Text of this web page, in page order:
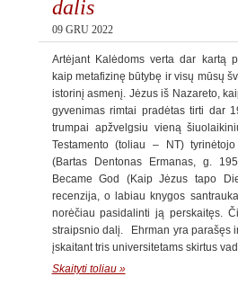
dalis
09 GRU 2022
Artėjant Kalėdoms verta dar kartą
kaip metafizinę būtybę ir visų mūsų
istorinį asmenį. Jėzus iš Nazareto,
gyvenimas rimtai pradėtas tirti dar
trumpai apžvelgsiu vieną
Testamento (toliau – NT)
(Bartas Dentonas Ermanas, g.
Became God (Kaip Jėzus tapo
recenzija, o labiau knygos
norėčiau pasidalinti ją perskaitęs.
straipsnio dalį. Ehrman yra parašęs
įskaitant tris universitetams skirtus
Skaityti toliau »